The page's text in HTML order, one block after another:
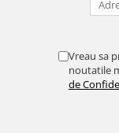
Vreau sa
noutatile
de